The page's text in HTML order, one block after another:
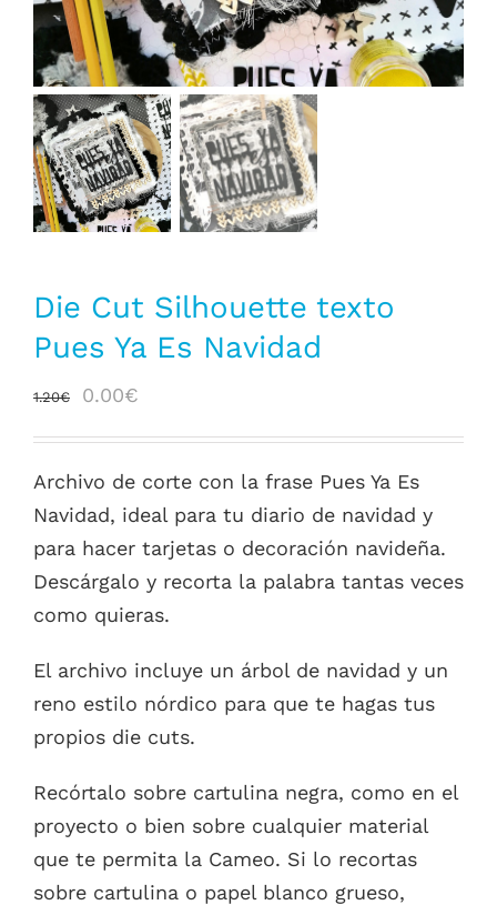
Die Cut Silhouette texto
Pues Ya Es Navidad
1.20€
El
era:
1.20€.
0.00€
es:
0.00€.
Archivo de corte con la frase Pues Ya Es
Navidad, ideal para tu diario de navidad y
para hacer tarjetas o decoración navideña.
Descárgalo y recorta la palabra tantas veces
como quieras.
El archivo incluye un árbol de navidad y un
reno estilo nórdico para que te hagas tus
propios die cuts.
Recórtalo sobre cartulina negra, como en el
proyecto o bien sobre cualquier material
que te permita la Cameo. Si lo recortas
sobre cartulina o papel blanco grueso,